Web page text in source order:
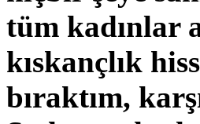
tüm kadınlar
kıskançlık
bıraktım,